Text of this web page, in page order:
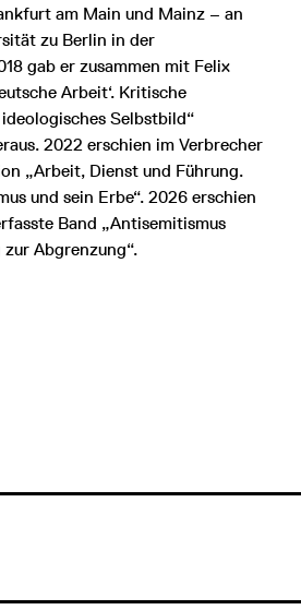
am Main und Mainz – an
zu Berlin in der
gab er zusammen mit Felix
Arbeit‘. Kritische
Selbstbild“
2022 erschien im Verbrecher
„Arbeit, Dienst und Führung.
und sein Erbe“. 2026 erschien
Band „Antisemitismus
Abgrenzung“.